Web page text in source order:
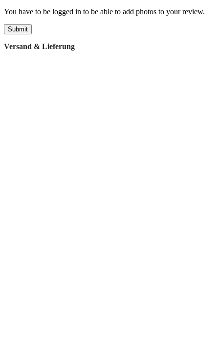
You have to be logged in to be able to add photos to your review.
Versand & Lieferung